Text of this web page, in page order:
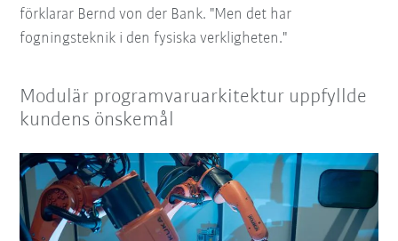
förklarar Bernd von der Bank. "Men det har
fogningsteknik i den fysiska verkligheten."
Modulär programvaruarkitektur uppfyllde
kundens önskemål